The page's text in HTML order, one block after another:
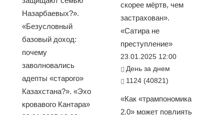
Назарбаевых?».
«Безусловный
базовый доход:
почему
заволновались
адепты «старого»
Казахстана?». «Эхо
кровавого Кантара»
скорее мёртв, чем
застрахован».
«Сатира не
преступление»
23.01.2025 12:00
День за днем
1124 (40821)
«Как «трампономика
2.0» может повлиять